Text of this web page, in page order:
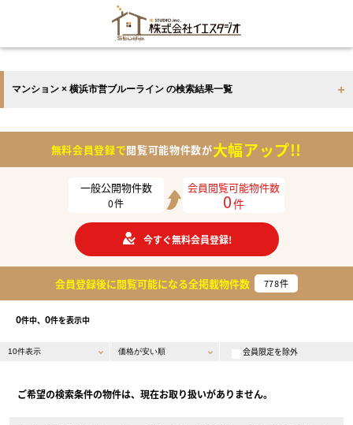
マンション × 横浜市営ブルーライン の検索結果一覧
無料会員登録で閲覧可能物件数が大幅アップ!!
一般公開物件数
0件
会員閲覧可能物件数
0件
今すぐ無料会員登録!
会員登録後に閲覧可能になる全掲載物件数 778件
0件中、 0件を表示中
会員限定を除外
ご希望の検索条件の物件は、現在お取り扱いがありません。